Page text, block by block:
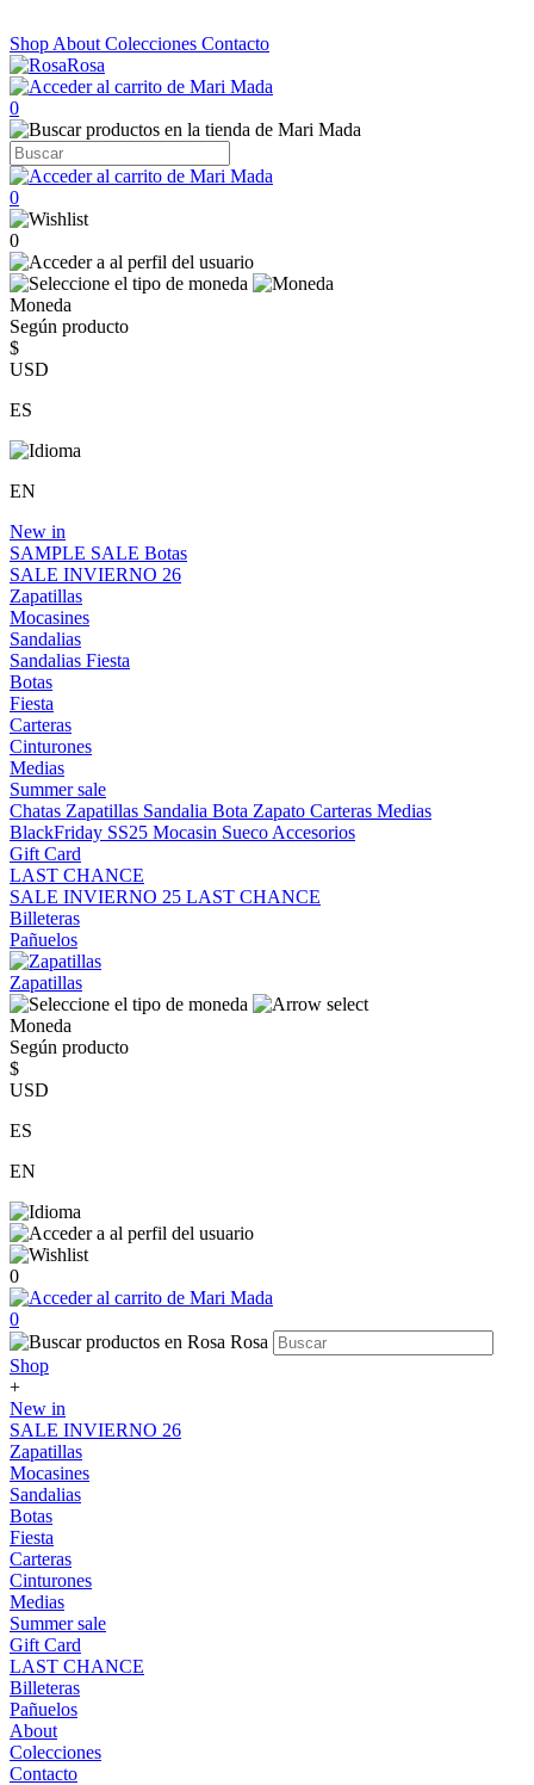
Shop About Colecciones Contacto
0
0
0
Moneda
Según producto
$
USD
ES
EN
New in
SAMPLE SALE Botas
SALE INVIERNO 26
Zapatillas
Mocasines
Sandalias
Sandalias Fiesta
Botas
Fiesta
Carteras
Cinturones
Medias
Summer sale
Chatas Zapatillas Sandalia Bota Zapato Carteras Medias
BlackFriday SS25 Mocasin Sueco Accesorios
Gift Card
LAST CHANCE
SALE INVIERNO 25 LAST CHANCE
Billeteras
Pañuelos
Zapatillas
Moneda
Según producto
$
USD
ES
EN
0
0
Shop
+
New in
SALE INVIERNO 26
Zapatillas
Mocasines
Sandalias
Botas
Fiesta
Carteras
Cinturones
Medias
Summer sale
Gift Card
LAST CHANCE
Billeteras
Pañuelos
About
Colecciones
Contacto